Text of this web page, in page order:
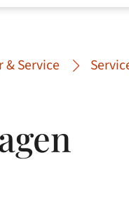
& Service